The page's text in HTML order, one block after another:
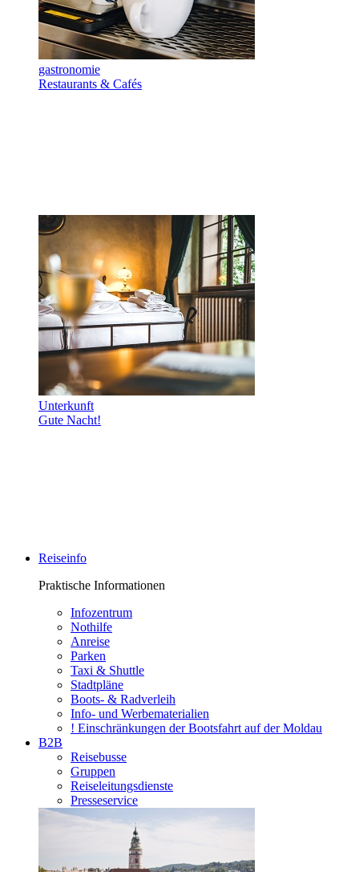
gastronomie
Restaurants & Cafés
Unterkunft
Gute Nacht!
Reiseinfo
Praktische Informationen
Infozentrum
Nothilfe
Anreise
Parken
Taxi & Shuttle
Stadtpläne
Boots- & Radverleih
Info- und Werbematerialien
! Einschränkungen der Bootsfahrt auf der Moldau
B2B
Reisebusse
Gruppen
Reiseleitungsdienste
Presseservice